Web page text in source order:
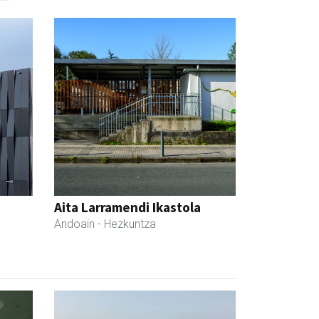
Aita Larramendi Ikastola
Andoain - Hezkuntza